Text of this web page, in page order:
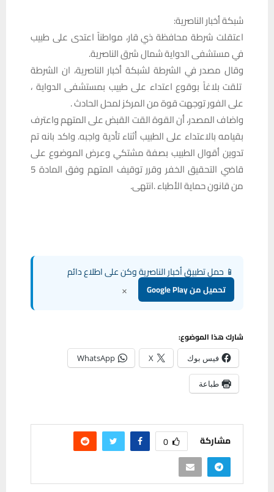
شبكة أخبار الناصرية:
اعتقلت شرطة محافظة ذي قار، مواطناً اعتدى على طبيب
في مستشفى الدواية شمال شرق الناصرية.
وقال مصدر في الشرطة لشبكة أخبار الناصرية، ان الشرطة
تلقت بلاغاً بوقوع اعتداء على طبيب بمستشفى الدواية ،
على الفور توجهت قوة من المركز لمحل الحادث .
واضاف المصدر، أن القوة القت القبض على المتهم واعترف
بقيامه بالاعتداء على الطبيب أثناء تأدية واجبه. واكد بانه تم
تدوين أقوال الطبيب بصفة مشتكي وعرض الموضوع على
قاضي التحقيق الخفر وقرر توقيف المتهم وفق المادة 5
من قانون حماية الأطباء . انتهى.
📱 حمل تطبيق أخبار الناصرية وكن على اطلاع دائم
تحميل من Google Play ×
شارك هذا الموضوع:
فيس بوك X
WhatsApp
طباعة
مشاركة 0